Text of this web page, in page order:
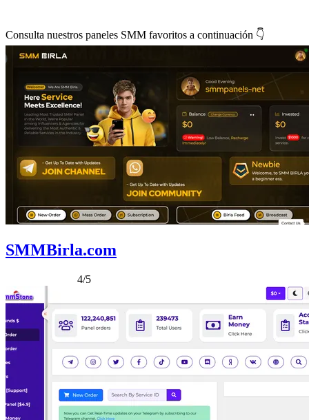
Consulta nuestros paneles SMM favoritos a continuación 👇
SMMBirla.com
4/5